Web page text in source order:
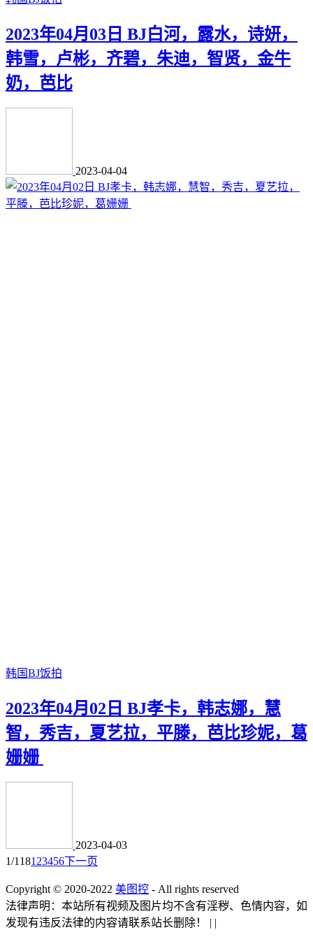
2023年04月03日 BJ白河，露水，诗妍，
韩雪，卢彬，齐碧，朱迪，智贤，金牛
奶，芭比
2023-04-04
韩国BJ饭拍
2023年04月02日 BJ孝卡，韩志娜，慧
智，秀吉，夏艺拉，平滕，芭比珍妮，葛
姗姗
2023-04-03
1/1181 23456下一页
Copyright © 2020-2022 美图控 - All rights reserved
法律声明：本站所有视频及图片均不含有淫秽、色情内容，如
发现有违反法律的内容请联系站长删除！
| |